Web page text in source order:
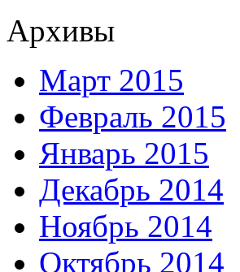
Архивы
Март 2015
Февраль 2015
Январь 2015
Декабрь 2014
Ноябрь 2014
Октябрь 2014